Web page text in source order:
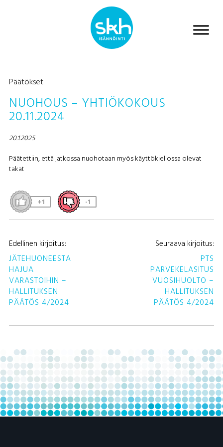
Päätökset
NUOHOUS – YHTIÖKOKOUS
20.11.2024
20.1.2025
Päätettiin, että jatkossa nuohotaan myös käyttökiellossa olevat
takat
+1 -1
Edellinen kirjoitus:
JÄTEHUONEESTA
HAJUA
VARASTOIHIN –
HALLITUKSEN
PÄÄTÖS 4/2024
Seuraava kirjoitus:
PTS
PARVEKELASITUS
VUOSIHUOLTO –
HALLITUKSEN
PÄÄTÖS 4/2024